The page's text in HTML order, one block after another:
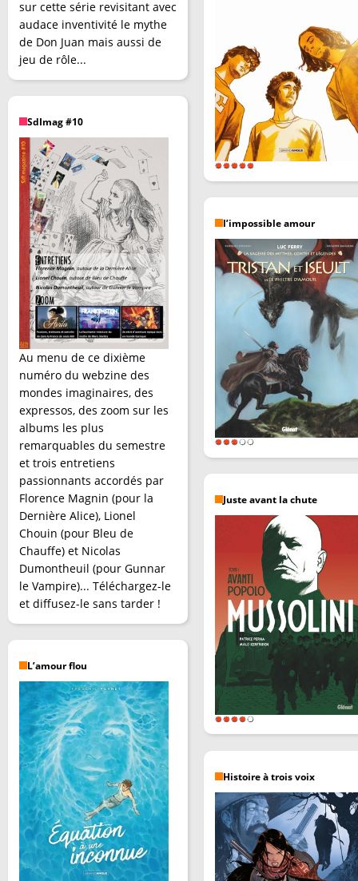
sur cette série revisitant avec
audace inventivité le mythe
de Don Juan mais aussi de
jeu de rôle...
SdImag #10
Au menu de ce dixième
numéro du webzine des
mondes imaginaires, des
expressos, des zoom sur les
albums les plus
remarquables du semestre
et trois entretiens
passionnants accordés par
Florence Magnin (pour la
Dernière Alice), Lionel
Chouin (pour Bleu de
Chauffe) et Nicolas
Dumontheuil (pour Gunnar
le Vampire)... Téléchargez-le
et diffusez-le sans tarder !
L’amour flou
l’impossible amour
Juste avant la chute
Histoire à trois voix